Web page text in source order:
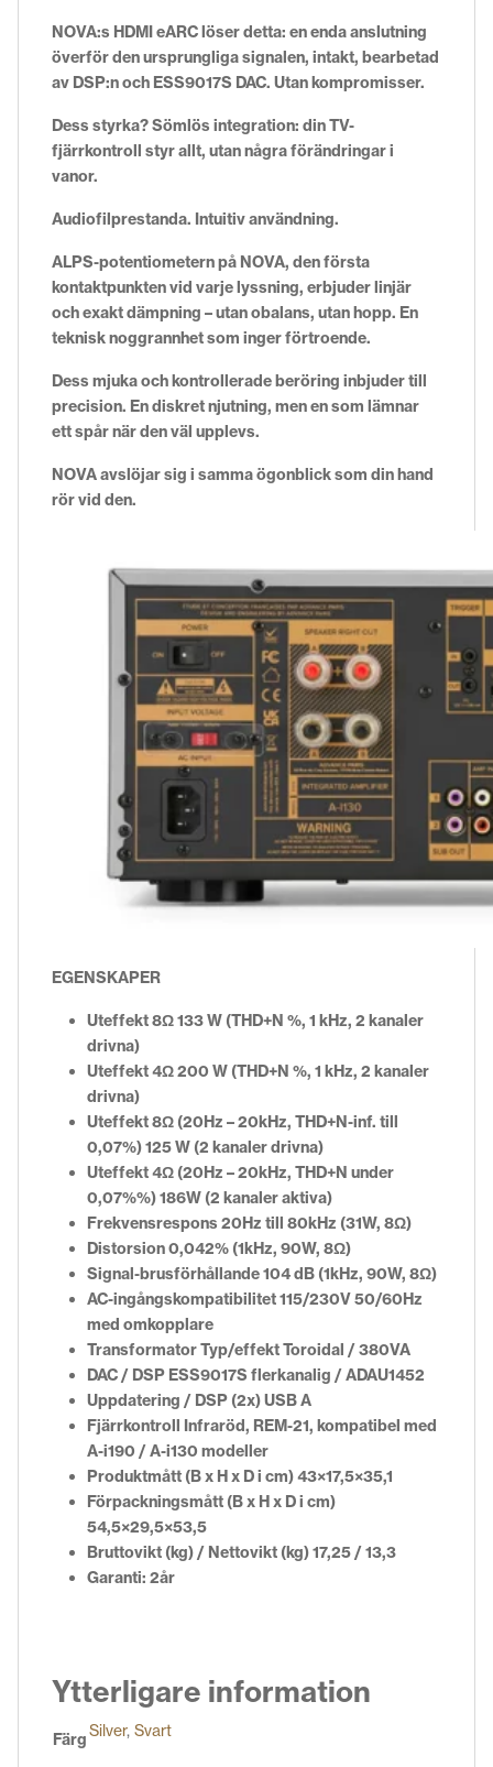
NOVA:s HDMI eARC löser detta: en enda anslutning
överför den ursprungliga signalen, intakt, bearbetad
av DSP:n och ESS9017S DAC. Utan kompromisser.
Dess styrka? Sömlös integration: din TV-
fjärrkontroll styr allt, utan några förändringar i
vanor.
Audiofilprestanda. Intuitiv användning.
ALPS-potentiometern på NOVA, den första
kontaktpunkten vid varje lyssning, erbjuder linjär
och exakt dämpning – utan obalans, utan hopp. En
teknisk noggrannhet som inger förtroende.
Dess mjuka och kontrollerade beröring inbjuder till
precision. En diskret njutning, men en som lämnar
ett spår när den väl upplevs.
NOVA avslöjar sig i samma ögonblick som din hand
rör vid den.
EGENSKAPER
Uteffekt 8Ω 133 W (THD+N %, 1 kHz, 2 kanaler
drivna)
Uteffekt 4Ω 200 W (THD+N %, 1 kHz, 2 kanaler
drivna)
Uteffekt 8Ω (20Hz – 20kHz, THD+N-inf. till
0,07%) 125 W (2 kanaler drivna)
Uteffekt 4Ω (20Hz – 20kHz, THD+N under
0,07%%) 186W (2 kanaler aktiva)
Frekvensrespons 20Hz till 80kHz (31W, 8Ω)
Distorsion 0,042% (1kHz, 90W, 8Ω)
Signal-brusförhållande 104 dB (1kHz, 90W, 8Ω)
AC-ingångskompatibilitet 115/230V 50/60Hz
med omkopplare
Transformator Typ/effekt Toroidal / 380VA
DAC / DSP ESS9017S flerkanalig / ADAU1452
Uppdatering / DSP (2x) USB A
Fjärrkontroll Infraröd, REM-21, kompatibel med
A-i190 / A-i130 modeller
Produktmått (B x H x D i cm) 43×17,5×35,1
Förpackningsmått (B x H x D i cm)
54,5×29,5×53,5
Bruttovikt (kg) / Nettovikt (kg) 17,25 / 13,3
Garanti: 2år
Ytterligare information
FärgSilver, Svart